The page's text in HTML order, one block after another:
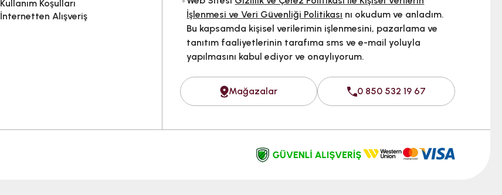
Kullanım Koşulları
İnternetten Alışveriş
İşlenmesi ve Veri Güvenliği Politikası nı okudum ve anladım.
Bu kapsamda kişisel verilerimin işlenmesini, pazarlama ve
tanıtım faaliyetlerinin tarafıma sms ve e-mail yoluyla
yapılmasını kabul ediyor ve onaylıyorum.
Mağazalar 0 850 532 19 67